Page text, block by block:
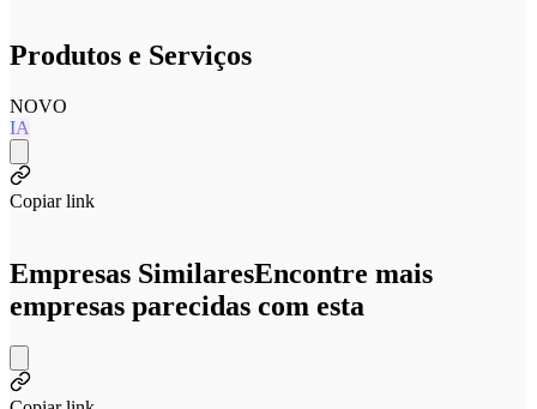
Produtos e Serviços
NOVO
IA
Copiar link
Empresas SimilaresEncontre mais
empresas parecidas com esta